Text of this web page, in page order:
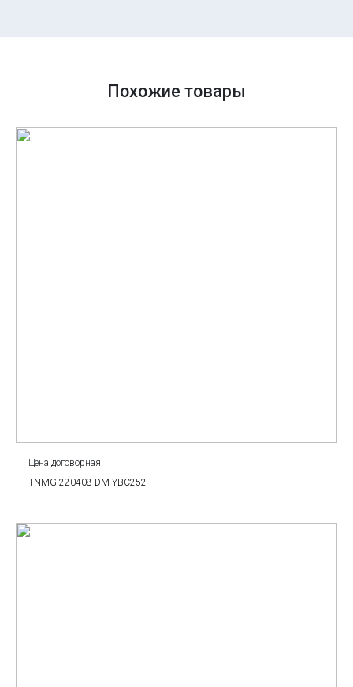
Похожие товары
Цена договорная
TNMG 220408-DM YBC252